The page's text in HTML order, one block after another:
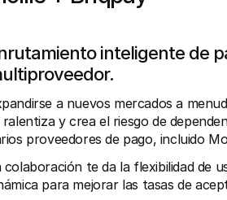
inteligente de
a nuevos mercados a
y crea el riesgo de
proveedores de pago, incluido
colaboración te da la flexibilidad de
para mejorar las tasas de